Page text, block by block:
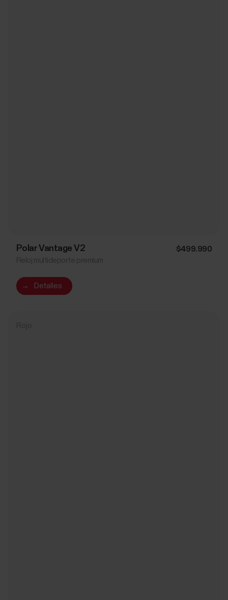
Polar Vantage V2 $499.990
→ Detalles